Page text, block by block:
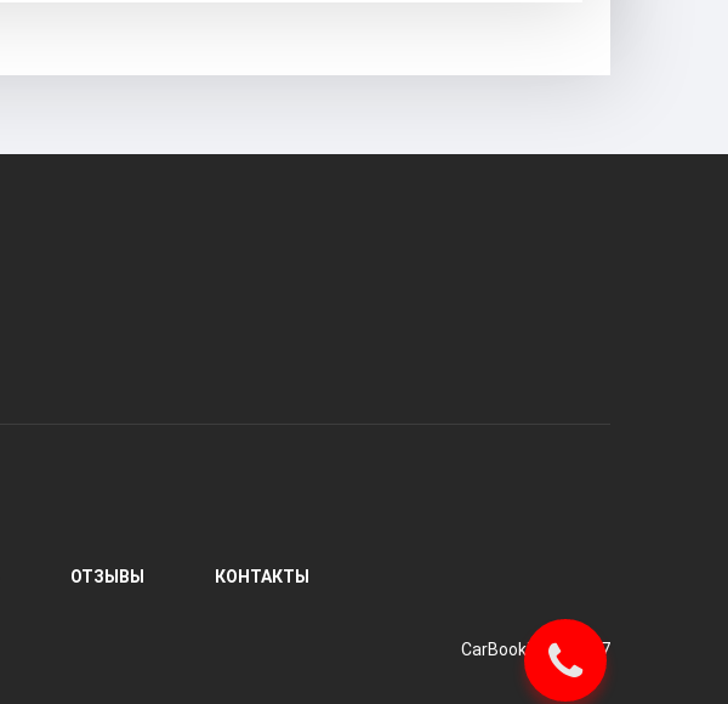
ОТЗЫВЫ
КОНТАКТЫ
CarBooking © 2017